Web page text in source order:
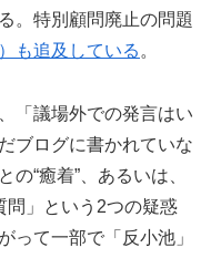
。特別顧問廃止の問題
も追及している 。
「議場外での発言はい
ブログに書かれていな
“癒着”、あるいは、
問」という2つの疑惑
って一部で「反小池」